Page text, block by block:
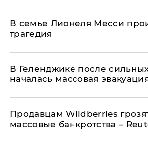
В семье Лионеля Месси
трагедия
В Геленджике после
началась массовая эвакуация
Продавцам Wildberries
массовые банкротства –